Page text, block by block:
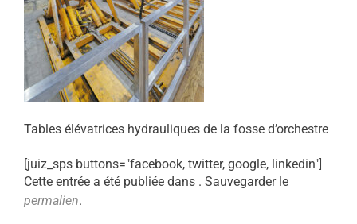
Tables élévatrices hydrauliques de la fosse d’orchestre
[juiz_sps buttons="facebook, twitter, google, linkedin"]
Cette entrée a été publiée dans . Sauvegarder le
permalien.